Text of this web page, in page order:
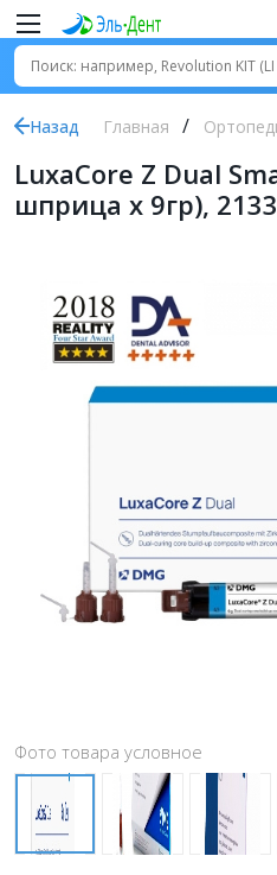
Назад Главная
LuxaCore Z Dual
шприца x 9гр),
Фото товара условное